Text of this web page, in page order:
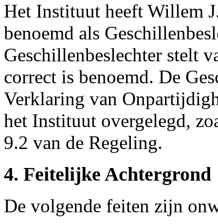
Het Instituut heeft Willem
benoemd als
Geschillenbeslechter stelt
correct is benoemd. De
Verklaring van
het Instituut overgelegd,
9.2 van de Regeling.
4. Feitelijke Achtergrond
De volgende feiten zijn